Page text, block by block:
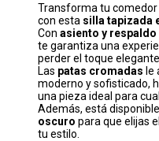
Transforma tu comedor
con esta silla tapizada
Con asiento y
te garantiza una
perder el toque
Las patas cromadas le
moderno y sofisticado,
una pieza ideal para
Además, está
oscuro para que elijas
tu estilo.